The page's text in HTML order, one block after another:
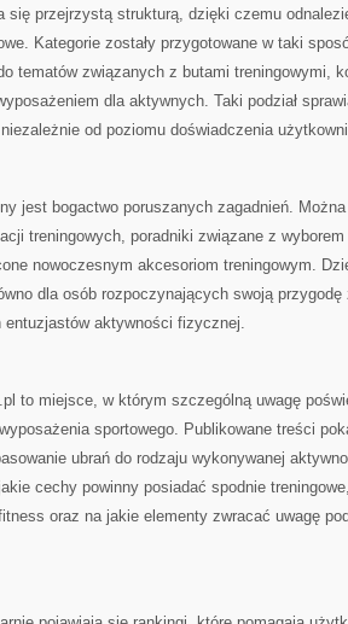
się przejrzystą strukturą, dzięki czemu
Kategorie zostały przygotowane w taki
tematów związanych z butami treningowymi,
dla aktywnych. Taki podział
od poziomu doświadczenia
jest bogactwo poruszanych zagadnień.
treningowych, poradniki związane z
nowoczesnym akcesoriom treningowym.
dla osób rozpoczynających swoją
entuzjastów aktywności fizycznej.
to miejsce, w którym szczególną uwagę
sportowego. Publikowane treści
ubrań do rodzaju wykonywanej
cechy powinny posiadać spodnie
oraz na jakie elementy zwracać uwagę